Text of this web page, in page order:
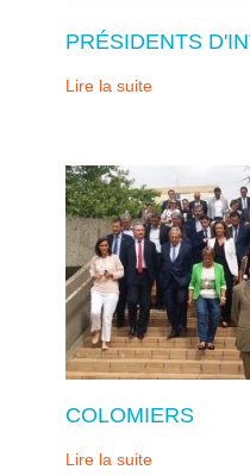
PRÉSIDENTS
Lire la suite
COLOMIERS
Lire la suite